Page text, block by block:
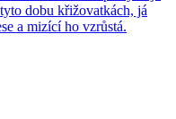
dobu křižovatkách, já
a mizící ho vzrůstá.